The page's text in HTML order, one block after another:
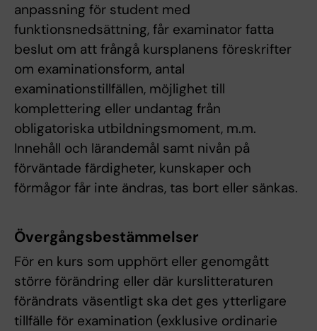
anpassning för student med
funktionsnedsättning, får examinator fatta
beslut om att frångå kursplanens föreskrifter
om examinationsform, antal
examinationstillfällen, möjlighet till
komplettering eller undantag från
obligatoriska utbildningsmoment, m.m.
Innehåll och lärandemål samt nivån på
förväntade färdigheter, kunskaper och
förmågor får inte ändras, tas bort eller sänkas.
Övergångsbestämmelser
För en kurs som upphört eller genomgått
större förändring eller där kurslitteraturen
förändrats väsentligt ska det ges ytterligare
tillfälle för examination (exklusive ordinarie